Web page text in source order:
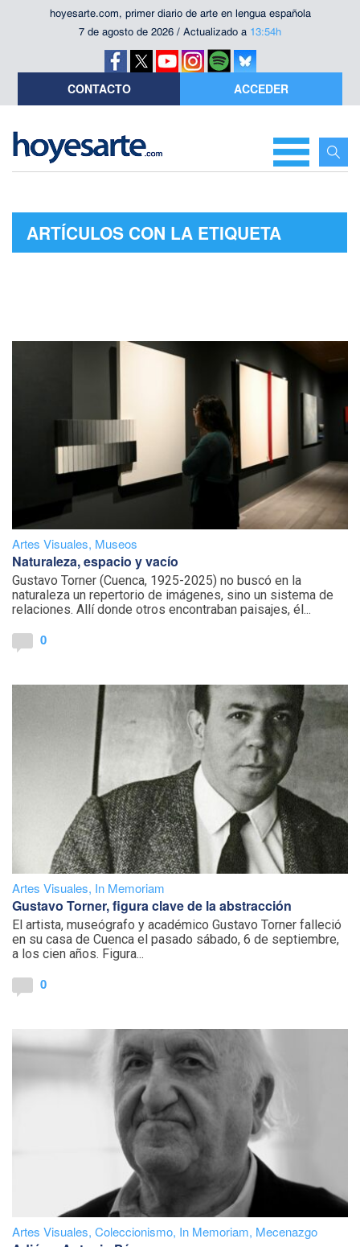
hoyesarte.com, primer diario de arte en lengua española
7 de agosto de 2026 / Actualizado a 13:54h
CONTACTO ACCEDER
ARTÍCULOS CON LA ETIQUETA
Artes Visuales, Museos
Naturaleza, espacio y vacío
Gustavo Torner (Cuenca, 1925-2025) no buscó en la
naturaleza un repertorio de imágenes, sino un sistema de
relaciones. Allí donde otros encontraban paisajes, él...
0
Artes Visuales, In Memoriam
Gustavo Torner, figura clave de la abstracción
El artista, museógrafo y académico Gustavo Torner falleció
en su casa de Cuenca el pasado sábado, 6 de septiembre,
a los cien años. Figura...
0
Artes Visuales, Coleccionismo, In Memoriam, Mecenazgo